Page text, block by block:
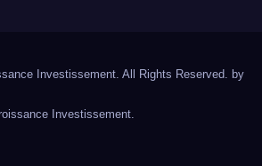
Investissement. All Rights Reserved. by
Investissement.